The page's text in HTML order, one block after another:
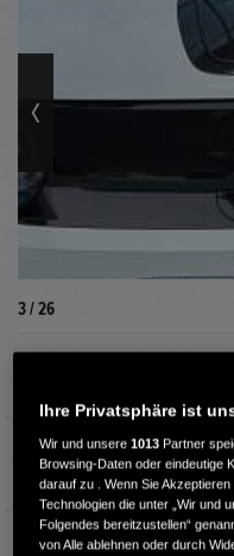
3 / 26
Kilometerstand
Kraftstoffart
Getriebe
Ihre Privatsphäre ist
Wir und unsere1013 Partner
Browsing-Daten oder eindeutige
darauf zu . Wenn Sie
Technologien die unter „Wir und
Folgendes bereitzustellen“
von Alle ablehnen oder durch